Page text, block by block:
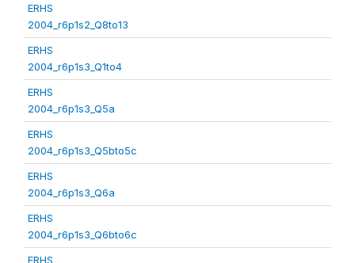
ERHS
2004_r6p1s2_Q8to13
ERHS
2004_r6p1s3_Q1to4
ERHS
2004_r6p1s3_Q5a
ERHS
2004_r6p1s3_Q5bto5c
ERHS
2004_r6p1s3_Q6a
ERHS
2004_r6p1s3_Q6bto6c
ERHS